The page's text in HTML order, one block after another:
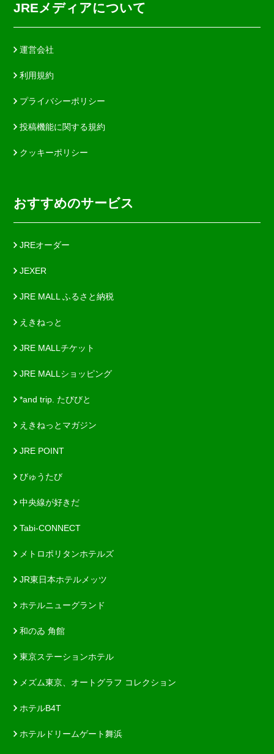
JREメディアについて
運営会社
利用規約
プライバシーポリシー
投稿機能に関する規約
クッキーポリシー
おすすめのサービス
JREオーダー
JEXER
JRE MALL ふるさと納税
えきねっと
JRE MALLチケット
JRE MALLショッピング
*and trip. たびびと
えきねっとマガジン
JRE POINT
びゅうたび
中央線が好きだ
Tabi-CONNECT
メトロポリタンホテルズ
JR東日本ホテルメッツ
ホテルニューグランド
和のゐ 角館
東京ステーションホテル
メズム東京、オートグラフ コレクション
ホテルB4T
ホテルドリームゲート舞浜